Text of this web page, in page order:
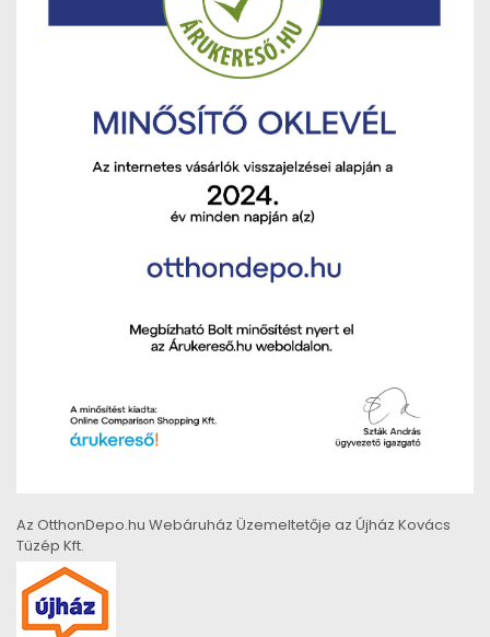
Az OtthonDepo.hu Webáruház Üzemeltetője az Újház Kovács
Tüzép Kft.